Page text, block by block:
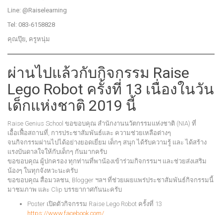
Line: @Raiselearning
Tel: 083-6158828
คุณปุ๊ย, ครูหนุ่ม
ผ่านไปแล้วกับกิจกรรม Raise
Lego Robot ครั้งที่ 13 เนื่องในวัน
เด็กแห่งชาติ 2019 นี้
Raise Genius School ขอขอบคุณ สำนักงานนวัตกรรมแห่งชาติ (NIA) ที่
เอื้อเฟื้อสถานที่, การประชาสัมพันธ์และ ความช่วยเหลือต่างๆ
จนกิจกรรมผ่านไปได้อย่างยอดเยี่ยม เด็กๆ สนุก ได้รับความรู้ และ ได้สร้าง
แรงบันดาลใจให้กับเด็กๆ กันมากครับ
ขอขอบคุณ ผู้ปกครอง ทุกท่านที่พาน้องเข้าร่วมกิจกรรมฯ และช่วยส่งเสริม
น้องๆ ในทุกจังหวะนะครับ
ขอขอบคุณ สื่อมวลชน, Blogger ฯลฯ ที่ช่วยเผยแพร่ประชาสัมพันธ์กิจกรรมนี้
มาชมภาพ และ Clip บรรยากาศกันนะครับ
Poster เปิดตัวกิจกรรม Raise Lego Robot ครั้งที่ 13
https://www.facebook.com/